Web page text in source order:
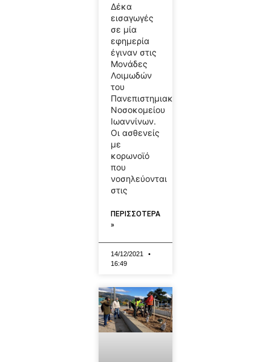
Δέκα
εισαγωγές
σε μία
εφημερία
έγιναν στις
Μονάδες
Λοιμωδών
του
Πανεπιστημιακού
Νοσοκομείου
Ιωαννίνων.
Οι ασθενείς
με
κορωνοϊό
που
νοσηλεύονται
στις
ΠΕΡΙΣΣΟΤΕΡΑ
»
14/12/2021
16:49